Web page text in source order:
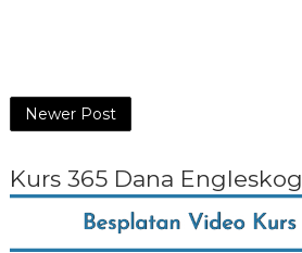
Newer Post
Kurs 365 Dana Engleskog